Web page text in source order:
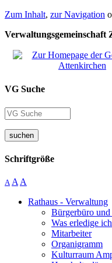
Zum Inhalt, zur Navigation
Verwaltungsgemeinschaft
VG Suche
suchen
Schriftgröße
A A A
Rathaus - Verwaltung
Bürgerbüro
Was erledige
Mitarbeiter
Organigramm
Kulturraum